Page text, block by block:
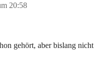
20:58
gehört, aber bislang nicht